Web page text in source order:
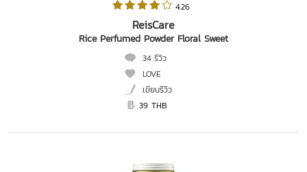
4.26
ReisCare
Rice Perfumed Powder Floral Sweet
34 รีวิว
LOVE
เขียนรีวิว
39 THB